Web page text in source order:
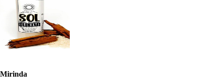
Mirinda